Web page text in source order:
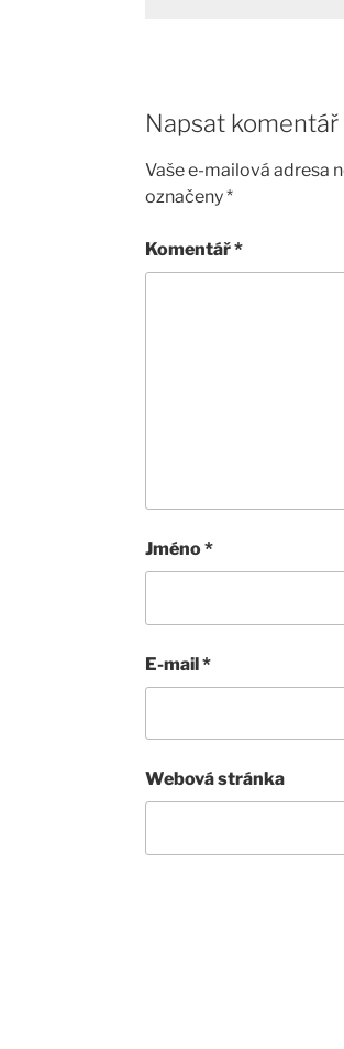
Napsat komentář
Vaše e-mailová adresa
označeny*
Komentář*
Jméno*
E-mail*
Webová stránka